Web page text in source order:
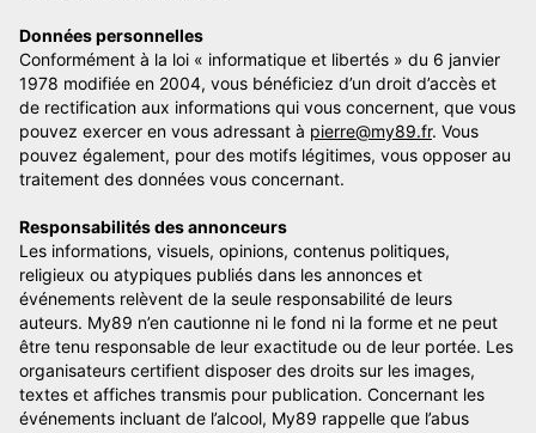
Données personnelles
Conformément à la loi « informatique et libertés » du 6 janvier
1978 modifiée en 2004, vous bénéficiez d’un droit d’accès et
de rectification aux informations qui vous concernent, que vous
pouvez exercer en vous adressant à pierre@my89.fr. Vous
pouvez également, pour des motifs légitimes, vous opposer au
traitement des données vous concernant.
Responsabilités des annonceurs
Les informations, visuels, opinions, contenus politiques,
religieux ou atypiques publiés dans les annonces et
événements relèvent de la seule responsabilité de leurs
auteurs. My89 n’en cautionne ni le fond ni la forme et ne peut
être tenu responsable de leur exactitude ou de leur portée. Les
organisateurs certifient disposer des droits sur les images,
textes et affiches transmis pour publication. Concernant les
événements incluant de l’alcool, My89 rappelle que l’abus